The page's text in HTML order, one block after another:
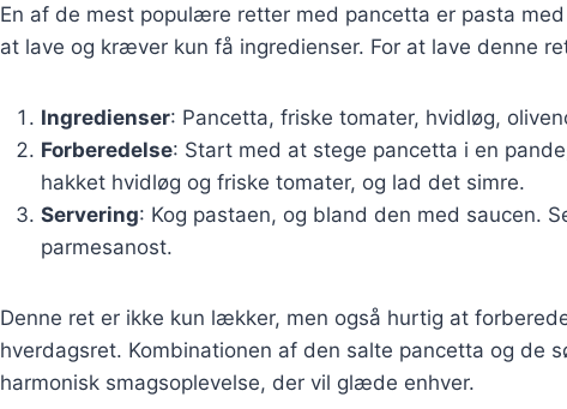
En af de mest populære retter med pancetta er pasta
at lave og kræver kun få ingredienser. For at lave denne
Ingredienser: Pancetta, friske tomater, hvidløg,
Forberedelse: Start med at stege pancetta i en
hakket hvidløg og friske tomater, og lad det simre.
Servering: Kog pastaen, og bland den med saucen.
parmesanost.
Denne ret er ikke kun lækker, men også hurtig at
hverdagsret. Kombinationen af den salte pancetta og de
harmonisk smagsoplevelse, der vil glæde enhver.